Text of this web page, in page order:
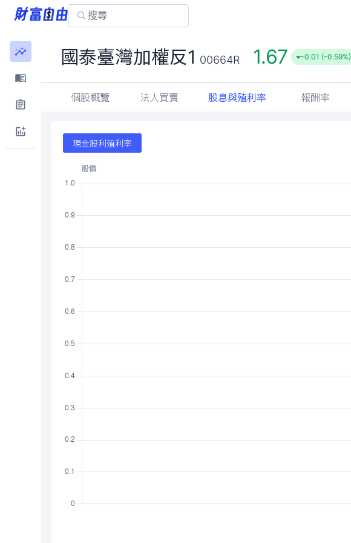
國泰臺灣加權反1 00664R 1.67 -0.01 (-0.59%)
個股概覽 法人買賣 股息與殖利率 報酬率
現金股利殖利率